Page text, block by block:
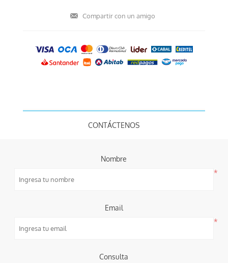
CONTÁCTENOS
Nombre
*
Email
*
Consulta